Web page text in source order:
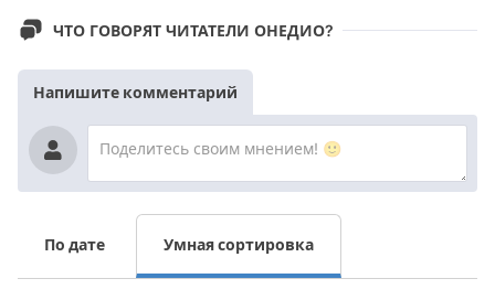
ЧТО ГОВОРЯТ ЧИТАТЕЛИ ОНЕДИО?
Напишите комментарий
По дате Умная сортировка